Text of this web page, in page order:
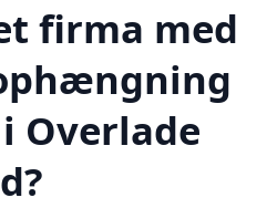
firma med
Overlade